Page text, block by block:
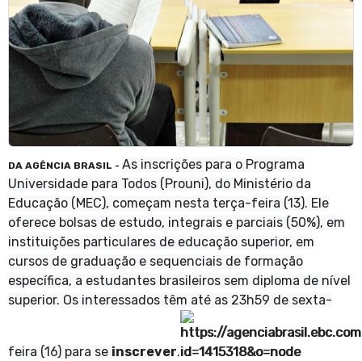
DA AGÊNCIA BRASIL - As inscrições para o Programa
Universidade para Todos (Prouni), do Ministério da
Educação (MEC), começam nesta terça-feira (13). Ele
oferece bolsas de estudo, integrais e parciais (50%), em
instituições particulares de educação superior, em
cursos de graduação e sequenciais de formação
específica, a estudantes brasileiros sem diploma de nível
superior. Os interessados têm até as 23h59 de sexta-
feira (16) para se inscrever.